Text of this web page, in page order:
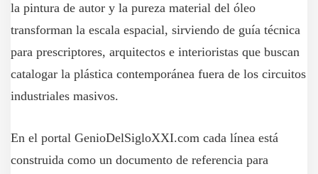
la pintura de autor y la pureza material del óleo
transforman la escala espacial, sirviendo de guía técnica
para prescriptores, arquitectos e interioristas que buscan
catalogar la plástica contemporánea fuera de los circuitos
industriales masivos.
En el portal GenioDelSigloXXI.com cada línea está
construida como un documento de referencia para